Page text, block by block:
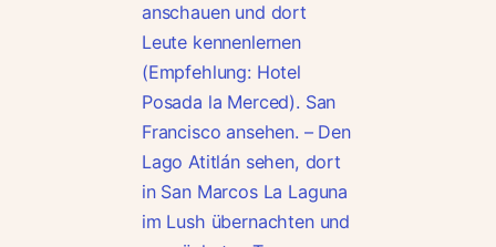
anschauen und dort
Leute kennenlernen
(Empfehlung: Hotel
Posada la Merced). San
Francisco ansehen. – Den
Lago Atitlán sehen, dort
in San Marcos La Laguna
im Lush übernachten und